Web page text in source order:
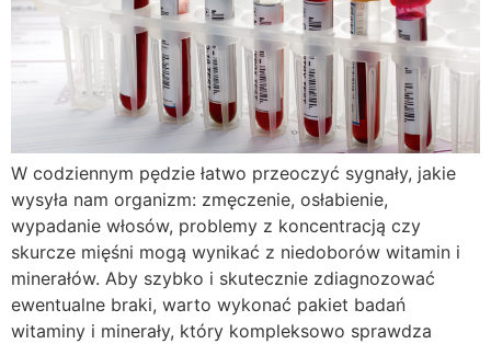
W codziennym pędzie łatwo przeoczyć sygnały, jakie
wysyła nam organizm: zmęczenie, osłabienie,
wypadanie włosów, problemy z koncentracją czy
skurcze mięśni mogą wynikać z niedoborów witamin i
minerałów. Aby szybko i skutecznie zdiagnozować
ewentualne braki, warto wykonać pakiet badań
witaminy i minerały, który kompleksowo sprawdza